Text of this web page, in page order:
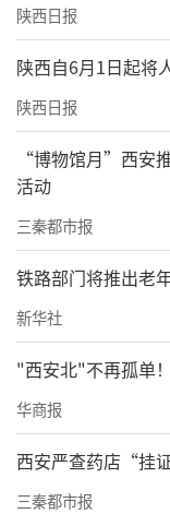
陕西日报
陕西自6月1日起将
陕西日报
“博物馆月”西安
活动
三秦都市报
铁路部门将推出老
新华社
"西安北"不再孤单
华商报
西安严查药店“挂
三秦都市报